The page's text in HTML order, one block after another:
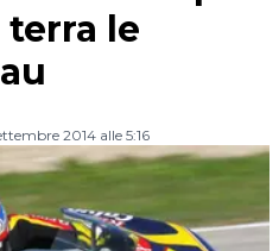
terra le
2014 alle 5:16